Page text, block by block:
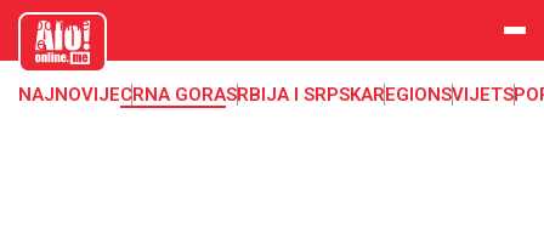
aloonline.
me
NAJNOVIJECRNA GORASRBIJA I SRPSKAREGIONSVIJET